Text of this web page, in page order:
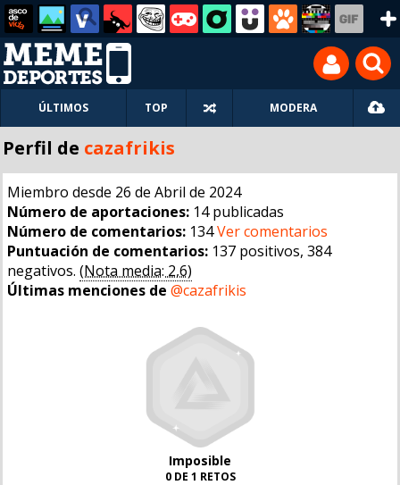
ÚLTIMOS TOP MODERA
Perfil de cazafrikis
Miembro desde 26 de Abril de 2024
Número de aportaciones: 14 publicadas
Número de comentarios: 134Ver comentarios
Puntuación de comentarios: 137 positivos, 384
negativos. (Nota media: 2,6)
Últimas menciones de @cazafrikis
Imposible
0 DE 1 RETOS